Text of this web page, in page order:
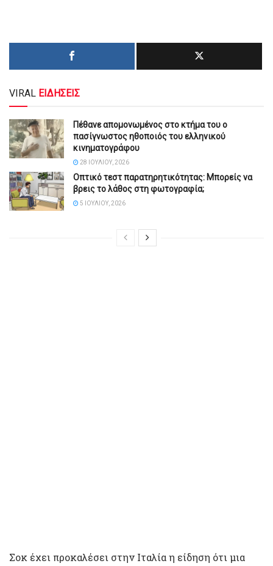
VIRAL ΕΙΔΗΣΕΙΣ
Πέθανε απομονωμένος στο κτήμα του ο
πασίγνωστος ηθοποιός του ελληνικού
κινηματογράφου
28 ΙΟΥΛΊΟΥ, 2026
Οπτικό τεστ παρατηρητικότητας: Μπορείς να
βρεις το λάθος στη φωτογραφία;
5 ΙΟΥΛΊΟΥ, 2026
Σοκ έχει προκαλέσει στην Ιταλία η είδηση ότι μια